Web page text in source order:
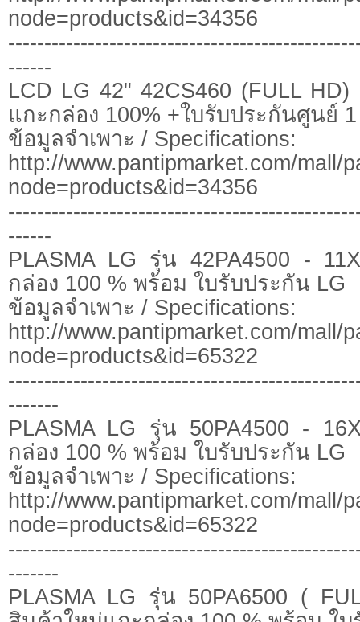
node=products&id=34356
------
LCD LG 42" 42CS460 (FULL
แกะกล่อง 100% +ใบรับประกันศูนย์
ข้อมูลจำเพาะ / Specifications:
http://www.pantipmarket.com/mall/
node=products&id=34356
------
PLASMA LG รุ่น 42PA4500 -
กล่อง 100 % พร้อม ใบรับประกัน LG
ข้อมูลจำเพาะ / Specifications:
http://www.pantipmarket.com/mall/
node=products&id=65322
-------
PLASMA LG รุ่น 50PA4500 -
กล่อง 100 % พร้อม ใบรับประกัน LG
ข้อมูลจำเพาะ / Specifications:
http://www.pantipmarket.com/mall/
node=products&id=65322
-------
PLASMA LG รุ่น 50PA6500 (